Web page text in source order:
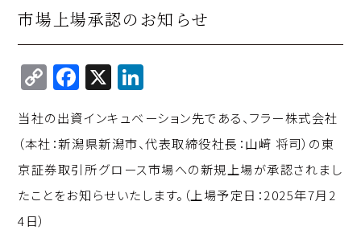
市場上場承認のお知らせ
C
o
p
y
Li
n
F
a
c
e
b
o
X
k
e
d
I
当社の出資インキュベーション先である、フラー株式会社
（本社：新潟県新潟市、代表取締役社長：山﨑 将司）の東
京証券取引所グロース市場への新規上場が承認されまし
たことをお知らせいたします。（上場予定日：2025年7月2
4日）